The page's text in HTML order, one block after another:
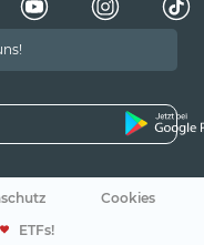
Cookies
ETFs!